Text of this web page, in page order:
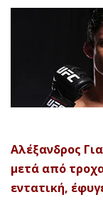
Αλέξανδρος
μετά από
εντατική,